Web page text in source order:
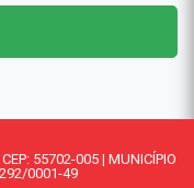
55702-005 | MUNICÍPIO
0001-49